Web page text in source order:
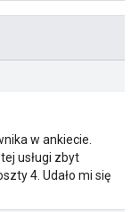
w ankiecie.
usługi zbyt
4. Udało mi się